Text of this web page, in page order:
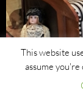
This website
assume